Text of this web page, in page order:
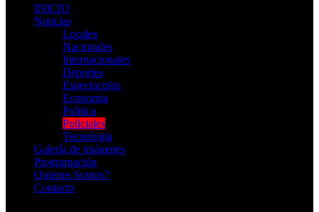
INICIO
Noticias
Locales
Nacionales
Internacionales
Deportes
Espectaculos
Economia
Politica
Policiales
Tecnologia
Galería de imágenes
Programación
Quienes Somos?
Contacto